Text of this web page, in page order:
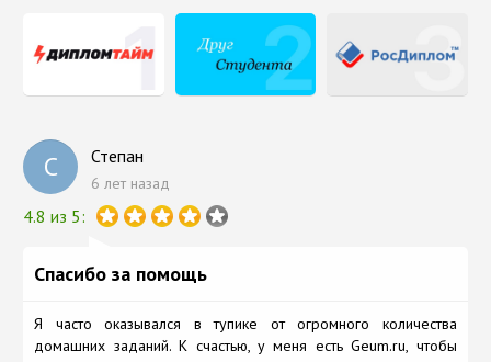
С Степан
6 лет назад
4.8 из 5:
Спасибо за помощь
Я часто оказывался в тупике от огромного количества
домашних заданий. К счастью, у меня есть Geum.ru, чтобы